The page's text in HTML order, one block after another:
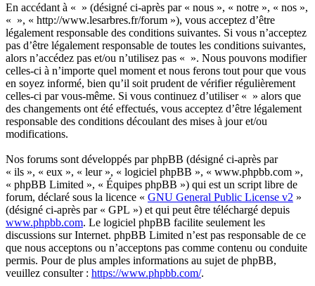
En accédant à « » (désigné ci-après par « nous », « notre », « nos »,
« », « http://www.lesarbres.fr/forum »), vous acceptez d’être
légalement responsable des conditions suivantes. Si vous n’acceptez
pas d’être légalement responsable de toutes les conditions suivantes,
alors n’accédez pas et/ou n’utilisez pas « ». Nous pouvons modifier
celles-ci à n’importe quel moment et nous ferons tout pour que vous
en soyez informé, bien qu’il soit prudent de vérifier régulièrement
celles-ci par vous-même. Si vous continuez d’utiliser « » alors que
des changements ont été effectués, vous acceptez d’être légalement
responsable des conditions découlant des mises à jour et/ou
modifications.
Nos forums sont développés par phpBB (désigné ci-après par
« ils », « eux », « leur », « logiciel phpBB », « www.phpbb.com »,
« phpBB Limited », « Équipes phpBB ») qui est un script libre de
forum, déclaré sous la licence « GNU General Public License v2 »
(désigné ci-après par « GPL ») et qui peut être téléchargé depuis
www.phpbb.com. Le logiciel phpBB facilite seulement les
discussions sur Internet. phpBB Limited n’est pas responsable de ce
que nous acceptons ou n’acceptons pas comme contenu ou conduite
permis. Pour de plus amples informations au sujet de phpBB,
veuillez consulter : https://www.phpbb.com/.